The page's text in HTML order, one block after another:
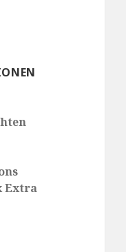
Extra